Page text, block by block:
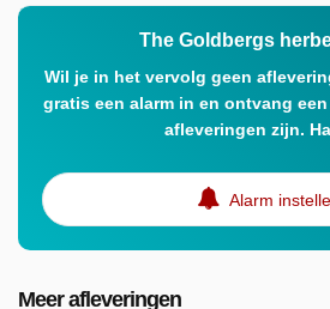
The Goldbergs
Wil je in het vervolg geen
gratis een alarm in en ontvang
afleveringen zijn.
Alarm
Meer afleveringen